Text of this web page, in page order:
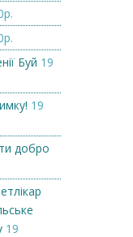
Буй 19
19
добро
19